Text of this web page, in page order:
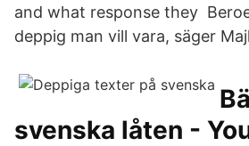
and what response they
deppig man vill vara, säger
svenska låten -